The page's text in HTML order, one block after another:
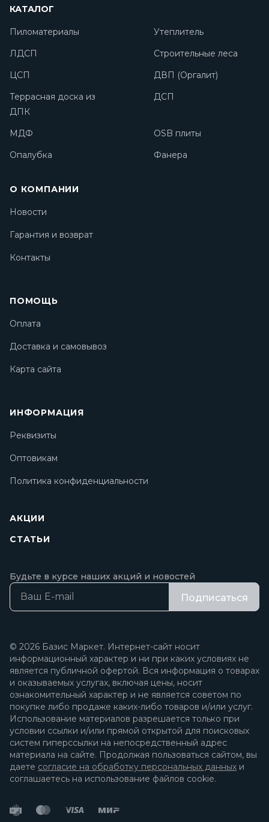
КАТАЛОГ
Пиломатериалы
Утеплитель
ЛДСП
Строительные леса
ЦСП
ДВП (Оргалит)
Террасная доска из
ДПК
ДСП
МДФ
OSB плиты
Опалубка
Фанера
О КОМПАНИИ
Новости
Гарантия и возврат
Контакты
ПОМОЩЬ
Оплата
Доставка и самовывоз
Карта сайта
ИНФОРМАЦИЯ
Реквизиты
Оптовикам
Политика конфиденциальности
АКЦИИ
СТАТЬИ
Будьте в курсе наших акций и новостей
Подписаться
© 2026 Базис Маркет. Интернет-сайт носит
информационный характер и ни при каких условиях не
является публичной офертой. Вся информация о товарах
и оказываемых услугах, включая цены, носит
ознакомительный характер и не является советом по
покупке либо продаже каких-либо товаров и/или услуг.
Использование материалов разрешается только при
условии ссылки и/или прямой открытой для поисковых
систем гиперссылки на непосредственный адрес
материала на сайте. Продолжая пользоваться сайтом, вы
даете согласие на обработку персональных данных и
соглашаетесь на использование файлов cookie.